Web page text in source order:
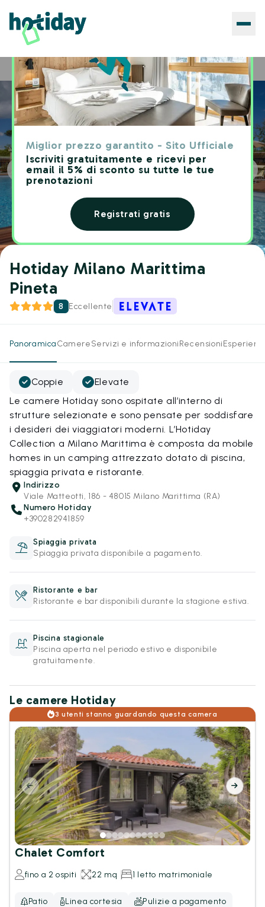
Miglior prezzo garantito - Sito Ufficiale
Iscriviti gratuitamente e ricevi per
email il 5% di sconto su tutte le tue
prenotazioni
Registrati gratis
Home Hotels Hotiday Milano Marittima Pineta
Hotiday Milano Marittima
Pineta
8 Eccellente
PanoramicaCamereServizi e informazioniRecensioni
Coppie
Elevate
Le camere Hotiday sono ospitate all’interno di
strutture selezionate e sono pensate per soddisfare
i desideri dei viaggiatori moderni. L’Hotiday
Collection a Milano Marittima è composta da mobile
homes in un camping attrezzato dotato di piscina,
spiaggia privata e ristorante.
Indirizzo
Viale Matteotti, 186 - 48015 Milano Marittima (RA)
Numero Hotiday
+390282941859
Spiaggia privata
Spiaggia privata disponibile a pagamento.
Ristorante e bar
Ristorante e bar disponibili durante la stagione estiva.
Piscina stagionale
Piscina aperta nel periodo estivo e disponibile
gratuitamente.
Le camere Hotiday
3 utenti stanno guardando questa camera
Chalet Comfort
fino a 2 ospiti 22 mq 1 letto matrimoniale
Patio Linea cortesia
Pulizie a pagamento